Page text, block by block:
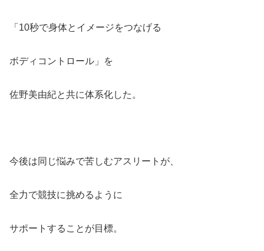
「10秒で身体とイメージをつなげる
ボディコントロール」を
佐野美由紀と共に体系化した。
今後は同じ悩みで苦しむアスリートが、
全力で競技に挑めるように
サポートすることが目標。